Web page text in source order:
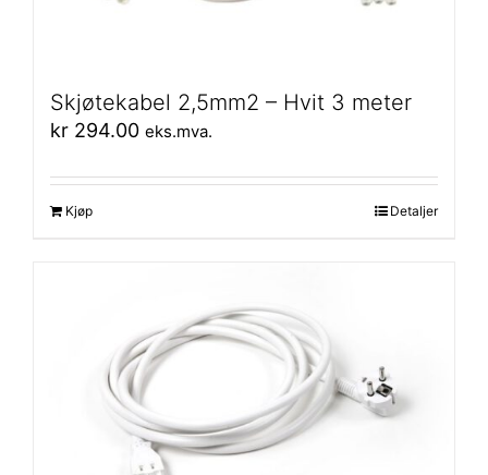
Skjøtekabel 2,5mm2 – Hvit 3 meter
kr 294.00 eks.mva.
Kjøp Detaljer